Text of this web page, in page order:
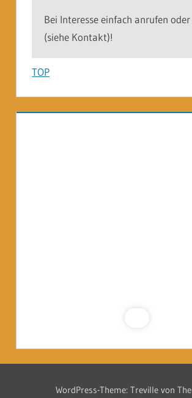
Bei Interesse einfach anrufen
(siehe Kontakt)!
TOP
WordPress-Theme: Treville von